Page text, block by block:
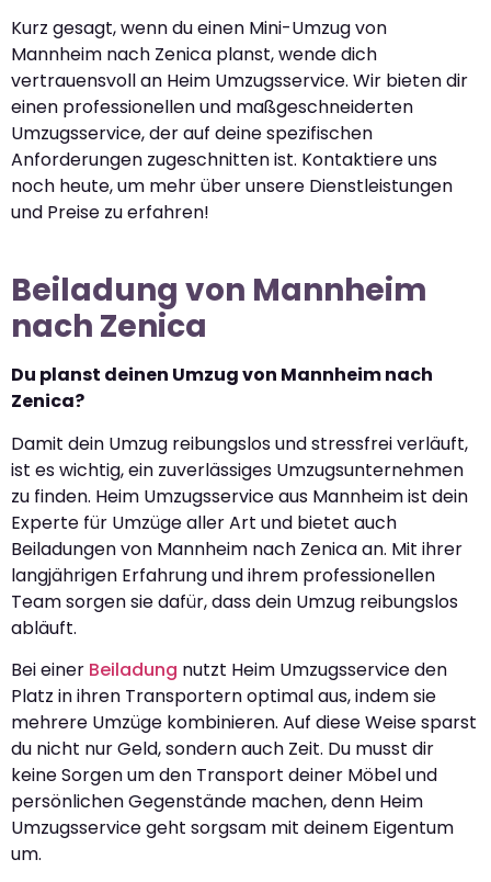
Kurz gesagt, wenn du einen Mini-Umzug von
Mannheim nach Zenica planst, wende dich
vertrauensvoll an Heim Umzugsservice. Wir bieten dir
einen professionellen und maßgeschneiderten
Umzugsservice, der auf deine spezifischen
Anforderungen zugeschnitten ist. Kontaktiere uns
noch heute, um mehr über unsere Dienstleistungen
und Preise zu erfahren!
Beiladung von Mannheim
nach Zenica
Du planst deinen Umzug von Mannheim nach
Zenica?
Damit dein Umzug reibungslos und stressfrei verläuft,
ist es wichtig, ein zuverlässiges Umzugsunternehmen
zu finden. Heim Umzugsservice aus Mannheim ist dein
Experte für Umzüge aller Art und bietet auch
Beiladungen von Mannheim nach Zenica an. Mit ihrer
langjährigen Erfahrung und ihrem professionellen
Team sorgen sie dafür, dass dein Umzug reibungslos
abläuft.
Bei einer Beiladung nutzt Heim Umzugsservice den
Platz in ihren Transportern optimal aus, indem sie
mehrere Umzüge kombinieren. Auf diese Weise sparst
du nicht nur Geld, sondern auch Zeit. Du musst dir
keine Sorgen um den Transport deiner Möbel und
persönlichen Gegenstände machen, denn Heim
Umzugsservice geht sorgsam mit deinem Eigentum
um.